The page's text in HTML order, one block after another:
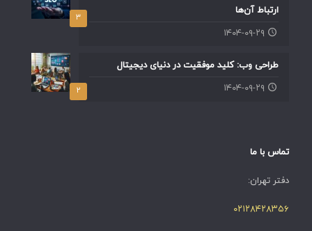
۳
ارتباط آن‌ها
۱۴۰۴-۰۹-۲۹
۲
طراحی وب: کلید موفقیت در دنیای دیجیتال
۱۴۰۴-۰۹-۲۹
تماس با ما
دفتر تهران:
۰۲۱۲۸۴۲۸۳۵۶